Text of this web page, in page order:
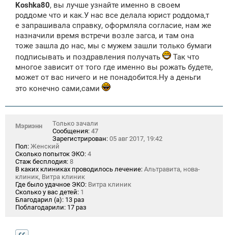
б
щ
е
н
и
Koshka80, вы лучше узнайте именно в своем
роддоме что и как.У нас все делала юрист роддома,т
е запрашивала справку, оформляла согласие, нам же
назначили время встречи возле загса, и там она
тоже зашла до нас, мы с мужем зашли только бумаги
подписывать и поздравления получать
Так что
многое зависит от того где именно вы рожать будете,
может от вас ничего и не понадобится.Ну а деньги
это конечно сами,сами
Мэриэнн
Только зачали
Сообщения: 47
Зарегистрирован: 05 авг 2017, 19:42
Пол: Женский
Сколько попыток ЭКО: 4
Стаж бесплодия: 8
В каких клиниках проводилось лечение: Альтравита, нова-
клиник, Витра клиник
Где было удачное ЭКО: Витра клиник
Сколько у вас детей: 1
Благодарил (а): 13 раз
Поблагодарили: 17 раз